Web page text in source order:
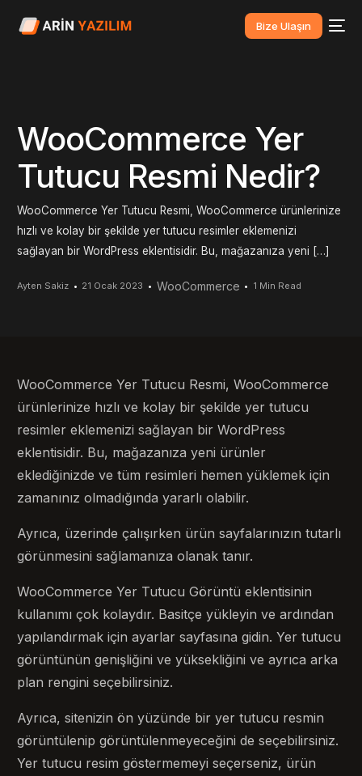
Bize Ulaşın
WooCommerce Yer
Tutucu Resmi Nedir?
WooCommerce Yer Tutucu Resmi, WooCommerce ürünlerinize
hızlı ve kolay bir şekilde yer tutucu resimler eklemenizi
sağlayan bir WordPress eklentisidir. Bu, mağazanıza yeni […]
Ayten Sakiz 21 Ocak 2023 WooCommerce 1 Min Read
WooCommerce Yer Tutucu Resmi, WooCommerce
ürünlerinize hızlı ve kolay bir şekilde yer tutucu
resimler eklemenizi sağlayan bir WordPress
eklentisidir. Bu, mağazanıza yeni ürünler
eklediğinizde ve tüm resimleri hemen yüklemek için
zamanınız olmadığında yararlı olabilir.
Ayrıca, üzerinde çalışırken ürün sayfalarınızın tutarlı
görünmesini sağlamanıza olanak tanır.
WooCommerce Yer Tutucu Görüntü eklentisinin
kullanımı çok kolaydır. Basitçe yükleyin ve ardından
yapılandırmak için ayarlar sayfasına gidin. Yer tutucu
görüntünün genişliğini ve yüksekliğini ve ayrıca arka
plan rengini seçebilirsiniz.
Ayrıca, sitenizin ön yüzünde bir yer tutucu resmin
görüntülenip görüntülenmeyeceğini de seçebilirsiniz.
Yer tutucu resim göstermemeyi seçerseniz, ürün